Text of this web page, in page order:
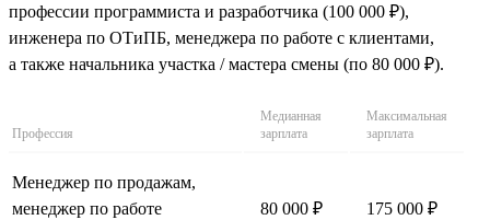
профессии программиста и разработчика (100 000 ₽),
инженера по ОТиПБ, менеджера по работе с клиентами,
а также начальника участка / мастера смены (по 80 000 ₽).
Профессия
Медианная
зарплата
Максимальная
зарплата
Менеджер по продажам,
менеджер по работе
80 000 ₽ 175 000 ₽